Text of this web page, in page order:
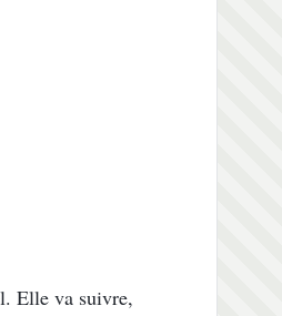
Elle va suivre,